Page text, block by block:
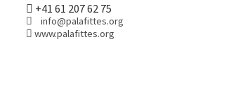
+41 61 207 62 75
info@palafittes.org
www.palafittes.org